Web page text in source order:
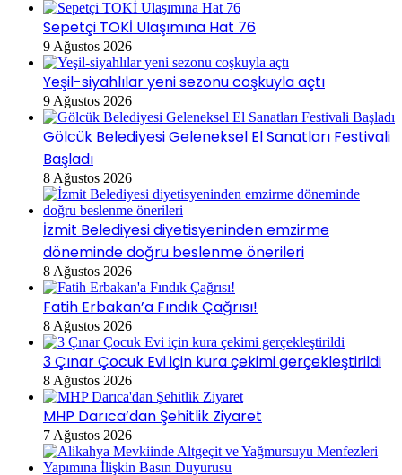
Sepetçi TOKİ Ulaşımına Hat 76
9 Ağustos 2026
Yeşil-siyahlılar yeni sezonu coşkuyla açtı
9 Ağustos 2026
Gölcük Belediyesi Geleneksel El Sanatları Festivali
Başladı
8 Ağustos 2026
İzmit Belediyesi diyetisyeninden emzirme
döneminde doğru beslenme önerileri
8 Ağustos 2026
Fatih Erbakan’a Fındık Çağrısı!
8 Ağustos 2026
3 Çınar Çocuk Evi için kura çekimi gerçekleştirildi
8 Ağustos 2026
MHP Darıca’dan Şehitlik Ziyaret
7 Ağustos 2026